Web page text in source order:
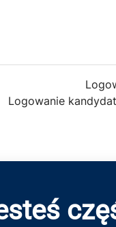
Logowanie